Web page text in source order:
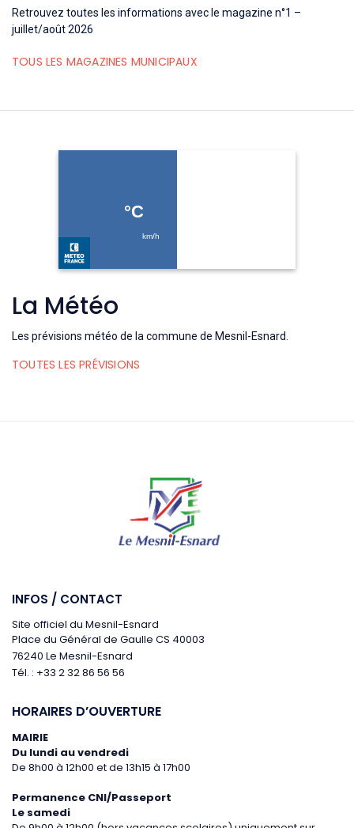
Retrouvez toutes les informations avec le magazine n°1 –
juillet/août 2026
TOUS LES MAGAZINES MUNICIPAUX
La Météo
Les prévisions météo de la commune de Mesnil-Esnard.
TOUTES LES PRÉVISIONS
INFOS / CONTACT
Site officiel du Mesnil-Esnard
Place du Général de Gaulle CS 40003
76240 Le Mesnil-Esnard
Tél. : +33 2 32 86 56 56
HORAIRES D’OUVERTURE
MAIRIE
Du lundi au vendredi
De 8h00 à 12h00 et de 13h15 à 17h00
Permanence CNI/Passeport
Le samedi